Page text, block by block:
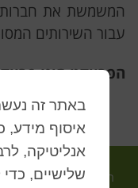
באתר זה
איסוף מידע,
אנליטיקה,
שלישיים,
המשמשת את חברות
עבור השירותים
הפרויקט הינו
ראשי